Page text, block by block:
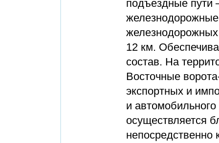
подъездные пути
железнодорожных
12 км.
состав. На
Восточные
экспортных и
и
осуществляется
непосредственно